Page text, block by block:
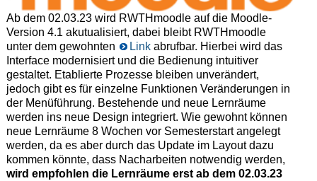
Ab dem 02.03.23 wird RWTHmoodle auf die Moodle-
Version 4.1 akutualisiert, dabei bleibt RWTHmoodle
unter dem gewohnten
Linkabrufbar. Hierbei wird das
Interface modernisiert und die Bedienung intuitiver
gestaltet. Etablierte Prozesse bleiben unverändert,
jedoch gibt es für einzelne Funktionen Veränderungen in
der Menüführung. Bestehende und neue Lernräume
werden ins neue Design integriert. Wie gewohnt können
neue Lernräume 8 Wochen vor Semesterstart angelegt
werden, da es aber durch das Update im Layout dazu
kommen könnte, dass Nacharbeiten notwendig werden,
wird empfohlen die Lernräume erst ab dem 02.03.23